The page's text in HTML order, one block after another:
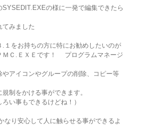
の様に一発で編集できたら
みました
.１をお持ちの方に特にお勧めしたいのが
Ｃ.ＥＸＥです！ プログラムマネージ
アイコンやグループの削除、コピー等
制をかける事ができます。
事もできるけどね！）
り安心して人に触らせる事ができるよ